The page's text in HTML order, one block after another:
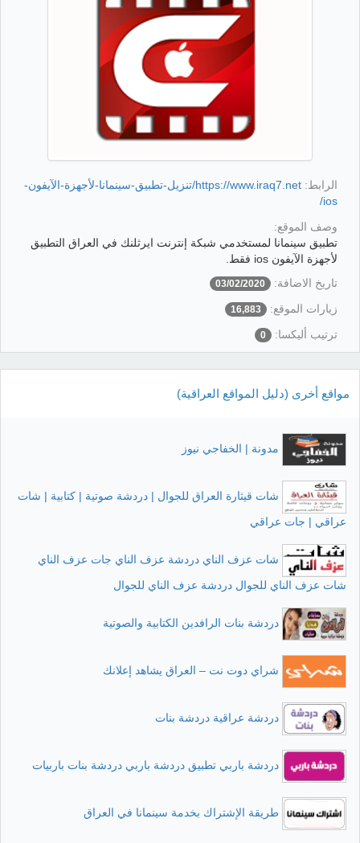
الرابط:
https://www.iraq7.net/تنزيل-تطبيق-سينمانا-لأجهزة-الآيفون-
ios/
وصف الموقع:
تطبيق سينمانا لمستخدمي شبكة إنترنت ايرثلنك في العراق التطبيق
لأجهزة الآيفون ios فقط.
تاريخ الاضافة:
03/02/2020
زيارات الموقع: 16,883
ترتيب أليكسا: 0
مواقع أخرى (دليل المواقع العراقية)
مدونة | الخفاجي نيوز
شات قيثارة العراق للجوال | دردشة صوتية | كتابية | شات
عراقي | جات عراقي
شات عزف الناي دردشة عزف الناي جات عزف الناي
شات عزف الناي للجوال دردشة عزف الناي للجوال
دردشة بنات الرافدين الكتابية والصوتية
شراي دوت نت – العراق يشاهد إعلانك
دردشة عراقية دردشة بنات
دردشة باربي تطبيق دردشة باربي دردشة بنات باربيات
طريقة الإشتراك بخدمة سينمانا في العراق